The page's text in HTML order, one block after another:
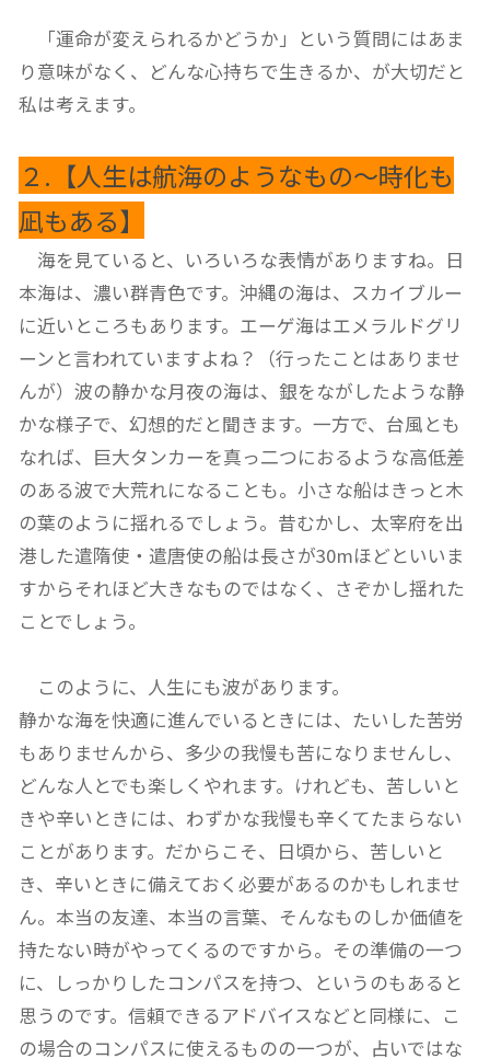
「運命が変えられるかどうか」という質問にはあま
り意味がなく、どんな心持ちで生きるか、が大切だと
私は考えます。
２.【人生は航海のようなもの～時化も
凪もある】
海を見ていると、いろいろな表情がありますね。日
本海は、濃い群青色です。沖縄の海は、スカイブルー
に近いところもあります。エーゲ海はエメラルドグリ
ーンと言われていますよね？（行ったことはありませ
んが）波の静かな月夜の海は、銀をながしたような静
かな様子で、幻想的だと聞きます。一方で、台風とも
なれば、巨大タンカーを真っ二つにおるような高低差
のある波で大荒れになることも。小さな船はきっと木
の葉のように揺れるでしょう。昔むかし、太宰府を出
港した遣隋使・遣唐使の船は長さが30mほどといいま
すからそれほど大きなものではなく、さぞかし揺れた
ことでしょう。
このように、人生にも波があります。
静かな海を快適に進んでいるときには、たいした苦労
もありませんから、多少の我慢も苦になりませんし、
どんな人とでも楽しくやれます。けれども、苦しいと
きや辛いときには、わずかな我慢も辛くてたまらない
ことがあります。だからこそ、日頃から、苦しいと
き、辛いときに備えておく必要があるのかもしれませ
ん。本当の友達、本当の言葉、そんなものしか価値を
持たない時がやってくるのですから。その準備の一つ
に、しっかりしたコンパスを持つ、というのもあると
思うのです。信頼できるアドバイスなどと同様に、こ
の場合のコンパスに使えるものの一つが、占いではな